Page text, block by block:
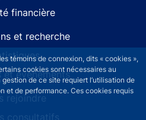
témoins de connexion, dits « cookies »,
cookies sont nécessaires au
de ce site requiert l’utilisation de
et de performance. Ces cookies requis
financière
et recherche
et événements
rejoindre
consultatifs